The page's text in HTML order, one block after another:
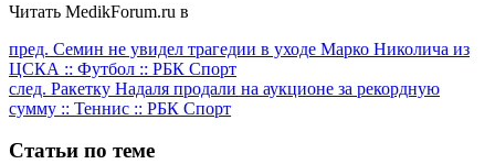
Читать MedikForum.ru в
Продолжить
чтение
пред. Семин не увидел трагедии в уходе Марко Николича из
ЦСКА :: Футбол :: РБК Спорт
след. Ракетку Надаля продали на аукционе за рекордную
сумму :: Теннис :: РБК Спорт
Статьи по теме